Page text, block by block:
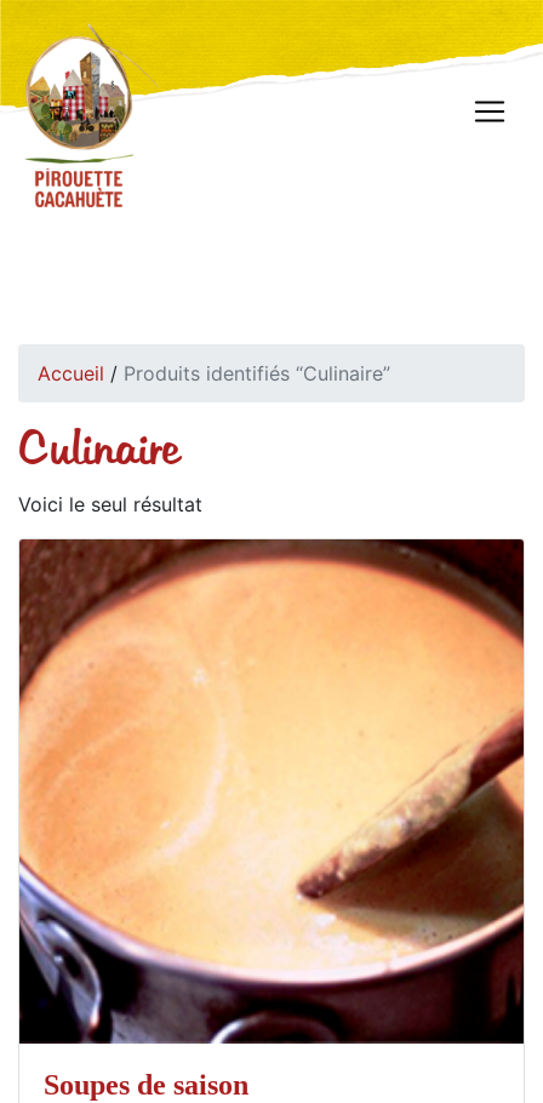
Accueil / Produits identifiés “Culinaire”
Culinaire
Voici le seul résultat
Soupes de saison